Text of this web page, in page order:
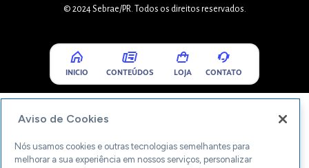
© 2024 Sebrae/PR. Todos os direitos reservados.
INICIO CONTEÚDOS LOJA CONTATO
Aviso de Cookies
Nós usamos cookies e outras tecnologias semelhantes para
melhorar a sua experiência em nossos serviços, personalizar